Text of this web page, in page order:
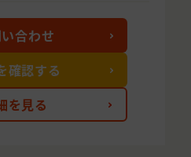
を見る
合わせ
確認する